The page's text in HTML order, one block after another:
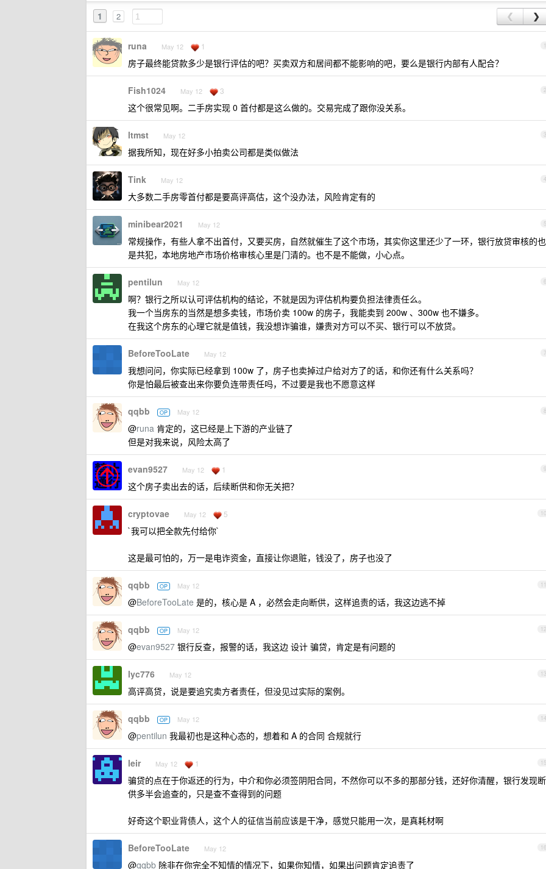
1 2 ❮ ❯
1
runa May 12 1
房子最终能贷款多少是银行评估的吧？买卖双方和居间都不能影响的吧，要么是银行内部有人配合？
2
Fish1024 May 12 3
这个很常见啊。二手房实现 0 首付都是这么做的。交易完成了跟你没关系。
3
ltmst May 12
据我所知，现在好多小拍卖公司都是类似做法
4
Tink May 12
大多数二手房零首付都是要高评高估，这个没办法，风险肯定有的
5
minibear2021 May 12
常规操作，有些人拿不出首付，又要买房，自然就催生了这个市场，其实你这里还少了一环，银行放贷审核的也
是共犯，本地房地产市场价格审核心里是门清的。也不是不能做，小心点。
6
pentilun May 12
啊？银行之所以认可评估机构的结论，不就是因为评估机构要负担法律责任么。
我一个当房东的当然是想多卖钱，市场价卖 100w 的房子，我能卖到 200w 、300w 也不嫌多。
在我这个房东的心理它就是值钱，我没想诈骗谁，嫌贵对方可以不买、银行可以不放贷。
7
BeforeTooLate May 12
我想问问，你实际已经拿到 100w 了，房子也卖掉过户给对方了的话，和你还有什么关系吗？
你是怕最后被查出来你要负连带责任吗，不过要是我也不愿意这样
8
qqbb OP May 12
@runa 肯定的，这已经是上下游的产业链了
但是对我来说，风险太高了
9
evan9527 May 12 1
这个房子卖出去的话，后续断供和你无关把？
10
cryptovae May 12 5
`我可以把全款先付给你`
这是最可怕的，万一是电诈资金，直接让你退赃，钱没了，房子也没了
11
qqbb OP May 12
@BeforeTooLate 是的，核心是 A ，必然会走向断供，这样追责的话，我这边逃不掉
12
qqbb OP May 12
@evan9527 银行反查，报警的话，我这边 设计 骗贷，肯定是有问题的
13
lyc776 May 12
高评高贷，说是要追究卖方者责任，但没见过实际的案例。
14
qqbb OP May 12
@pentilun 我最初也是这种心态的，想着和 A 的合同 合规就行
15
leir May 12 1
骗贷的点在于你返还的行为，中介和你必须签阴阳合同，不然你可以不多的那部分钱，还好你清醒，银行发现断
供多半会追查的，只是查不查得到的问题
好奇这个职业背债人，这个人的征信当前应该是干净，感觉只能用一次，是真耗材啊
16
BeforeTooLate May 12
@qqbb 除非在你完全不知情的情况下，如果你知情，如果出问题肯定追责了